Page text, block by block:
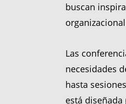
buscan
Las
necesidades
hasta
está